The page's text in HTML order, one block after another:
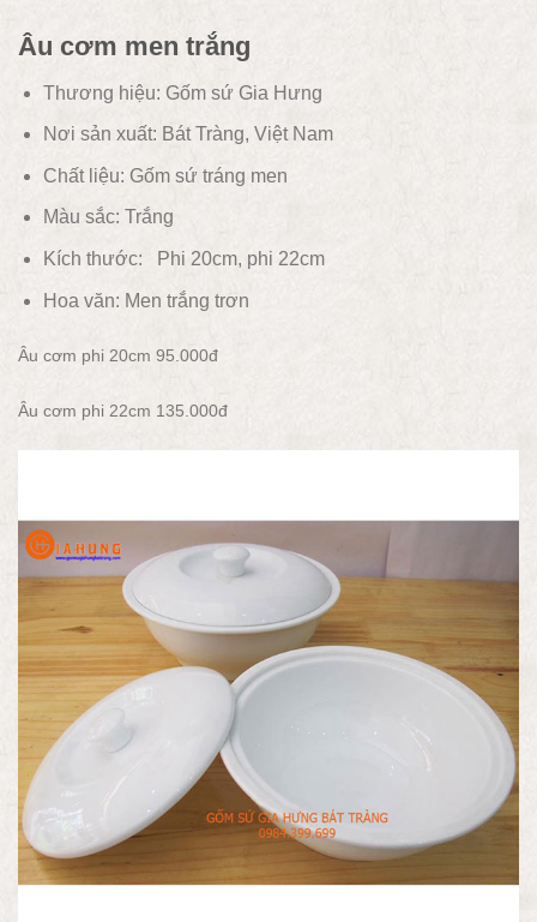
Âu cơm men trắng
Thương hiệu: Gốm sứ Gia Hưng
Nơi sản xuất: Bát Tràng, Việt Nam
Chất liệu: Gốm sứ tráng men
Màu sắc: Trắng
Kích thước: Phi 20cm, phi 22cm
Hoa văn: Men trắng trơn
Âu cơm phi 20cm 95.000đ
Âu cơm phi 22cm 135.000đ